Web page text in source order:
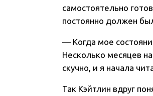
самостоятельно
постоянно должен
— Когда мое
Несколько месяцев
скучно, и я начала
Так Кэйтлин вдруг